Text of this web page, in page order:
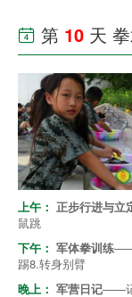
 第 10 天
上午： 正步行进与立
鼠跳
下午： 军体拳训练——
踢8.转身别臂
晚上： 军营日记——记